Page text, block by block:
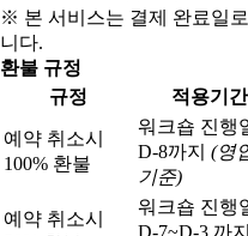
※ 본 서비스는 결제 완료일
니다.
환불 규정
규정
적용기간
예약 취소시
100% 환불
워크숍 진행
D-8까지 (영
기준)
예약 취소시
워크숍 진행
D-7~D-3 까지